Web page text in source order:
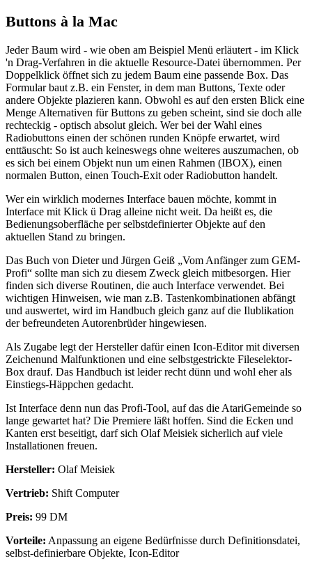
Buttons à la Mac
Jeder Baum wird - wie oben am Beispiel Menü erläutert - im Klick
'n Drag-Verfahren in die aktuelle Resource-Datei übernommen. Per
Doppelklick öffnet sich zu jedem Baum eine passende Box. Das
Formular baut z.B. ein Fenster, in dem man Buttons, Texte oder
andere Objekte plazieren kann. Obwohl es auf den ersten Blick eine
Menge Alternativen für Buttons zu geben scheint, sind sie doch alle
rechteckig - optisch absolut gleich. Wer bei der Wahl eines
Radiobuttons einen der schönen runden Knöpfe erwartet, wird
enttäuscht: So ist auch keineswegs ohne weiteres auszumachen, ob
es sich bei einem Objekt nun um einen Rahmen (IBOX), einen
normalen Button, einen Touch-Exit oder Radiobutton handelt.
Wer ein wirklich modernes Interface bauen möchte, kommt in
Interface mit Klick ü Drag alleine nicht weit. Da heißt es, die
Bedienungsoberfläche per selbstdefinierter Objekte auf den
aktuellen Stand zu bringen.
Das Buch von Dieter und Jürgen Geiß „Vom Anfänger zum GEM-
Profi“ sollte man sich zu diesem Zweck gleich mitbesorgen. Hier
finden sich diverse Routinen, die auch Interface verwendet. Bei
wichtigen Hinweisen, wie man z.B. Tastenkombinationen abfängt
und auswertet, wird im Handbuch gleich ganz auf die Ilublikation
der befreundeten Autorenbrüder hingewiesen.
Als Zugabe legt der Hersteller dafür einen Icon-Editor mit diversen
Zeichenund Malfunktionen und eine selbstgestrickte Fileselektor-
Box drauf. Das Handbuch ist leider recht dünn und wohl eher als
Einstiegs-Häppchen gedacht.
Ist Interface denn nun das Profi-Tool, auf das die AtariGemeinde so
lange gewartet hat? Die Premiere läßt hoffen. Sind die Ecken und
Kanten erst beseitigt, darf sich Olaf Meisiek sicherlich auf viele
Installationen freuen.
Hersteller: Olaf Meisiek
Vertrieb: Shift Computer
Preis: 99 DM
Vorteile: Anpassung an eigene Bedürfnisse durch Definitionsdatei,
selbst-definierbare Objekte, Icon-Editor